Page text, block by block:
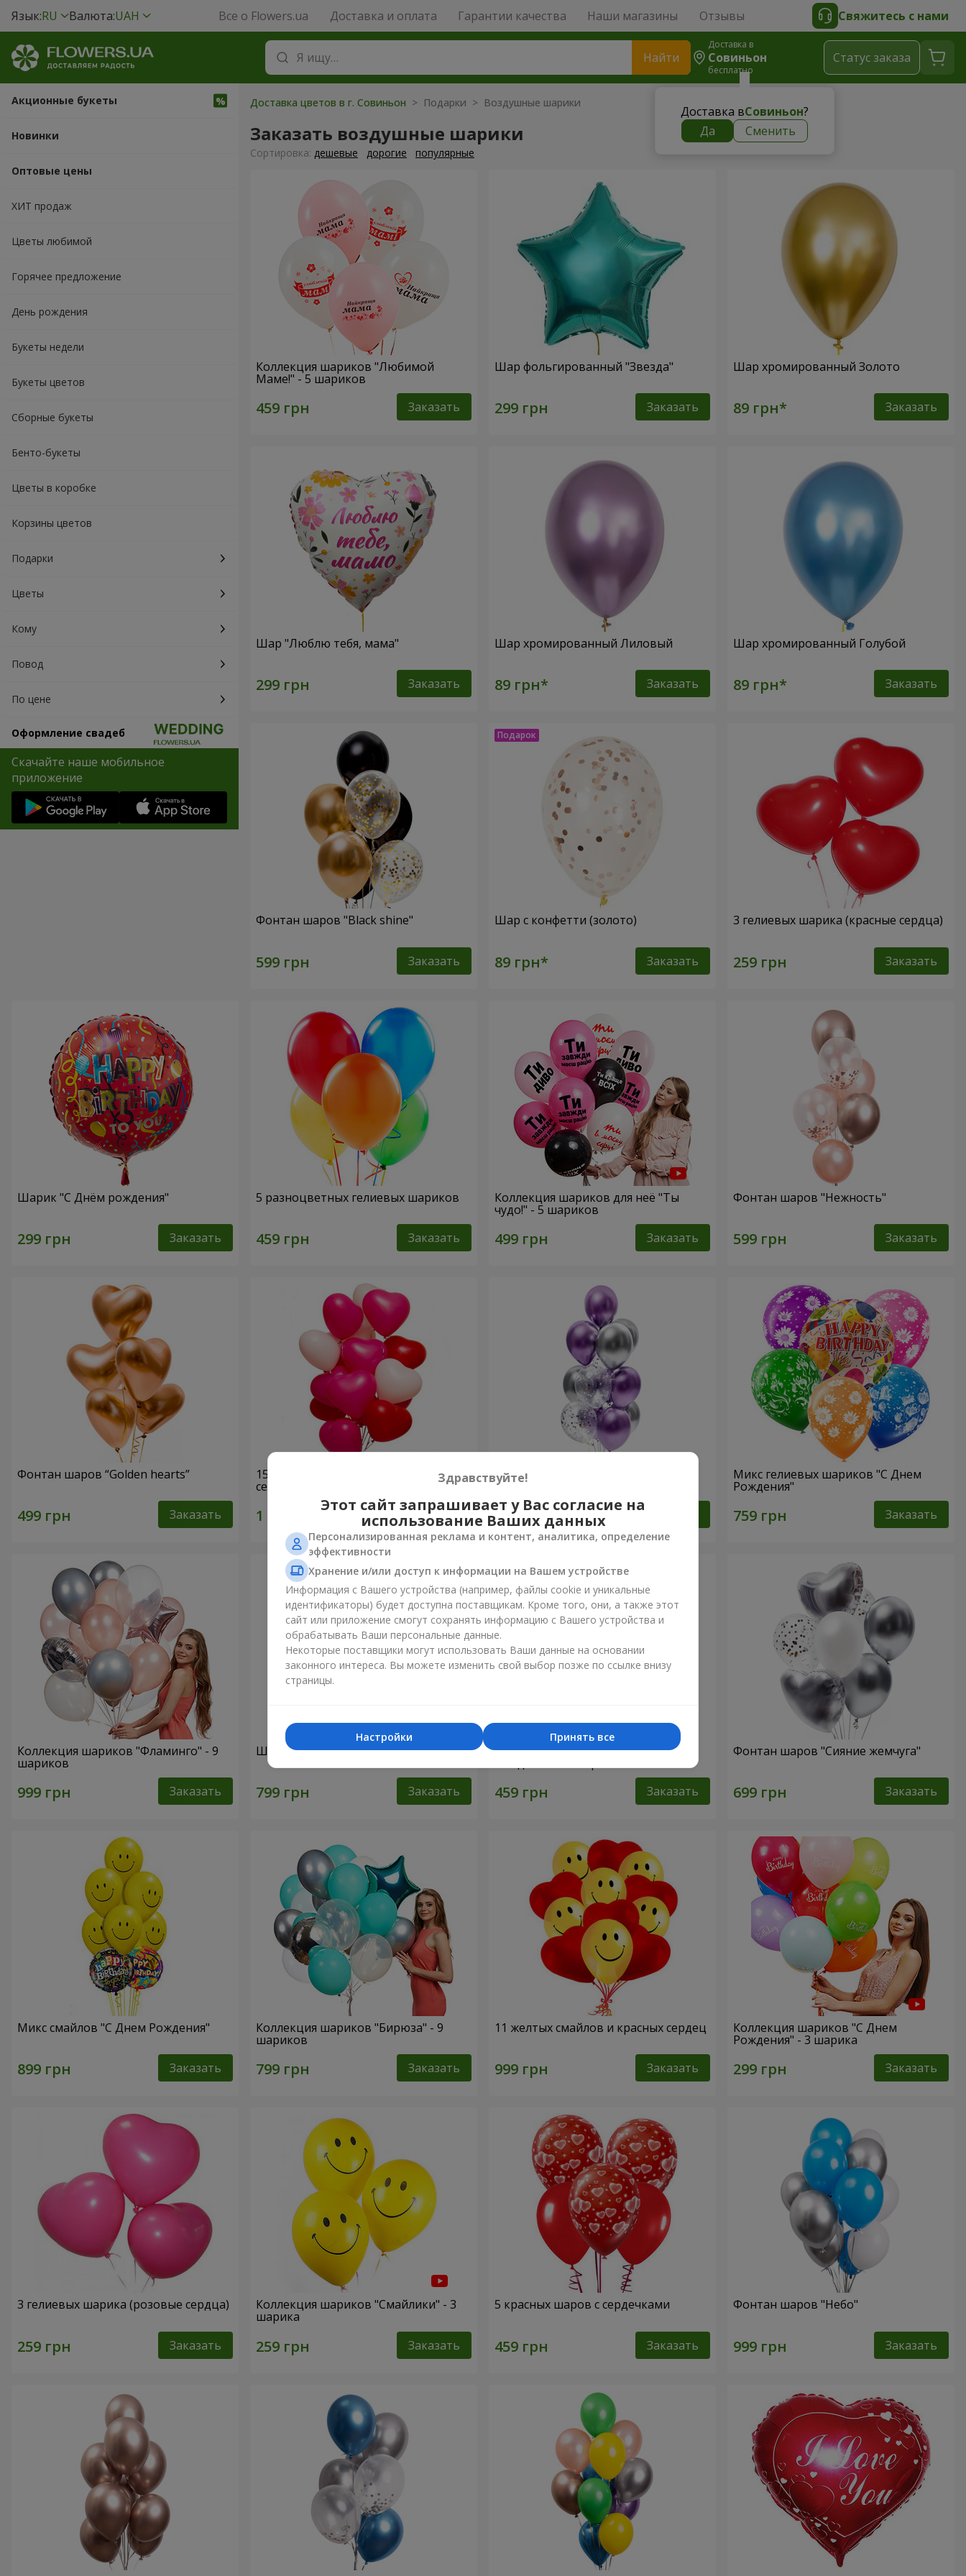
Язык:RU Валюта:UAH Все о Flowers.ua Доставка и оплата Гарантии качества Наши магазины Отзывы Свяжитесь с нами
Найти
Доставка в
Совиньон
бесплатно
Доставка вСовиньон?
Да
Сменить
Cтатус заказа
Акционные букеты
Новинки
Оптовые цены
ХИТ продаж
Цветы любимой
Горячее предложение
День рождения
Букеты недели
Букеты цветов
Сборные букеты
Бенто-букеты
Цветы в коробке
Корзины цветов
Подарки
Цветы
Кому
Повод
По цене
Оформление свадеб
Скачайте наше мобильное
приложение
Доставка цветов в г. Совиньон > Подарки > Воздушные шарики
Заказать воздушные шарики
Cортировка: дешевые дорогие популярные
Коллекция шариков "Любимой
Маме!" - 5 шариков
Заказать
Шар фольгированный "Звезда"
Заказать
Шар хромированный Золото
Заказать
Шар "Люблю тебя, мама"
Заказать
Шар хромированный Лиловый
Заказать
Шар хромированный Голубой
Заказать
Фонтан шаров "Black shine"
Заказать
Шар с конфетти (золото)
Заказать
3 гелиевых шарика (красные сердца)
Заказать
Шарик "С Днём рождения"
Заказать
5 разноцветных гелиевых шариков
Заказать
Коллекция шариков для неё "Ты
чудо!" - 5 шариков
Заказать
Фонтан шаров "Нежность"
Заказать
Фонтан шаров “Golden hearts”
Заказать
15 гелиевых шариков (в форме
сердец)
Заказать
Фонтан шаров "Фантазия" Микс гелиевых шариков "C Днем
Рождения"
Заказать
Коллекция шариков "Фламинго" - 9
шариков
Заказать
Шарики "Цифры"
Заказать
Коллекция шариков "С Днем
Заказать
Фонтан шаров "Сияние жемчуга"
Заказать
Микс смайлов "C Днем Рождения"
Заказать
Коллекция шариков "Бирюза" - 9
шариков
Заказать
11 желтых смайлов и красных сердец
Заказать
Коллекция шариков "С Днем
Рождения" - 3 шарика
Заказать
3 гелиевых шарика (розовые сердца)
Заказать
Коллекция шариков "Смайлики" - 3
шарика
Заказать
5 красных шаров с сердечками
Заказать
Фонтан шаров "Небо"
Заказать
Здравствуйте!
Этот сайт запрашивает у Вас согласие на
использование Ваших данных
Персонализированная реклама и контент, аналитика, определение
эффективности
Хранение и/или доступ к информации на Вашем устройстве
Информация с Вашего устройства (например, файлы cookie и уникальные
идентификаторы) будет доступна поставщикам. Кроме того, они, а также этот
сайт или приложение смогут сохранять информацию с Вашего устройства и
обрабатывать Ваши персональные данные.
Некоторые поставщики могут использовать Ваши данные на основании
законного интереса. Вы можете изменить свой выбор позже по ссылке внизу
страницы.
Принять все
Настройки